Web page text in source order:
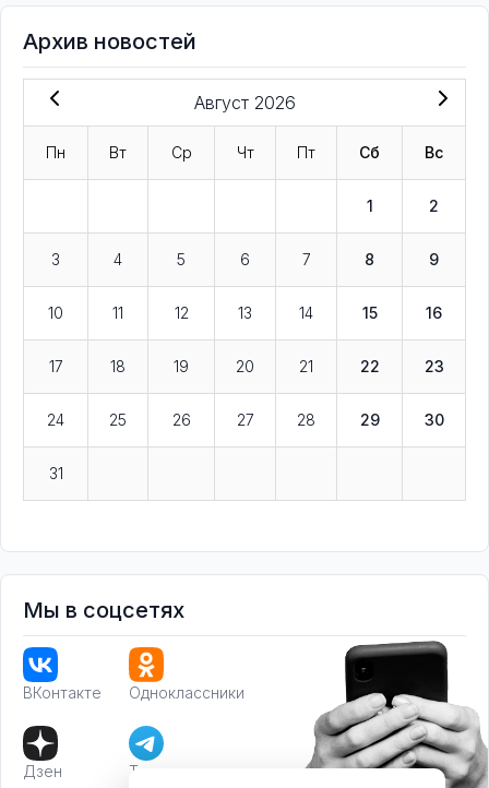
Архив новостей
Август 2026
Пн Вт Ср Чт Пт Сб Вс
1 2
3 4 5 6 7 8 9
10 11 12 13 14 15 16
17 18 19 20 21 22 23
24 25 26 27 28 29 30
31
Мы в соцсетях
ВКонтакте Одноклассники
Дзен Телеграм